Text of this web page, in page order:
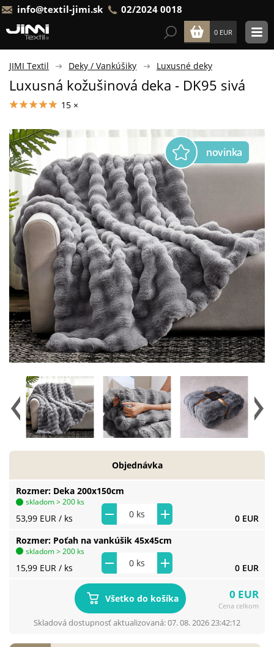
info@textil-jimi.sk 02/2024 0018
0 EUR
JIMI Textil Deky / Vankúšiky Luxusné deky
Luxusná kožušinová deka - DK95 sivá
15 ×
Rozmer Deka 200x150cm
53,99 EUR / ks 0 EUR
skladom > 200 ks
Rozmer Poťah na vankúšik 45x45cm
15,99 EUR / ks 0 EUR
skladom > 200 ks
Objednávka
Všetko do košíka 0 EUR
Cena celkom
Skladová dostupnosť aktualizovaná: 07. 08. 2026 23:42:12